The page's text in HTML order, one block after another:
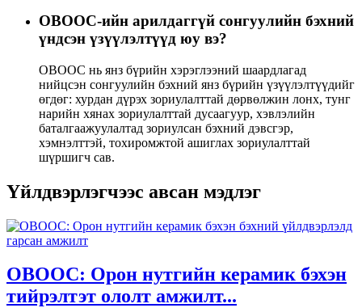
OBOOC-ийн арилдаггүй сонгуулийн бэхний
үндсэн үзүүлэлтүүд юу вэ?
OBOOC нь янз бүрийн хэрэглээний шаардлагад
нийцсэн сонгуулийн бэхний янз бүрийн үзүүлэлтүүдийг
өгдөг: хурдан дүрэх зориулалттай дөрвөлжин лонх, тунг
нарийн хянах зориулалттай дусаагуур, хэвлэлийн
баталгаажуулалтад зориулсан бэхний дэвсгэр,
хэмнэлттэй, тохиромжтой ашиглах зориулалттай
шүршигч сав.
Үйлдвэрлэгчээс авсан мэдлэг
OBOOC: Орон нутгийн керамик бэхэн
тийрэлтэт ололт амжилт...